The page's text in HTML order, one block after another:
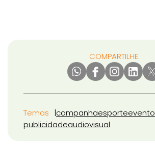
COMPARTILHE:
Temas campanhaesporteevento
publicidadeaudiovisual